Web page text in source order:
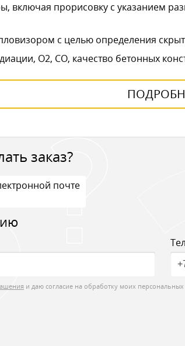
включая прорисовку с указанием
с целью определения
О2, СО, качество бетонных
заказ?
почте
и даю согласие на обработку моих